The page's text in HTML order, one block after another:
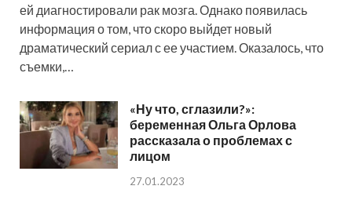
ей диагностировали рак мозга. Однако появилась
информация о том, что скоро выйдет новый
драматический сериал с ее участием. Оказалось, что
съемки,…
«Ну что, сглазили?»:
беременная Ольга Орлова
рассказала о проблемах с
лицом
27.01.2023